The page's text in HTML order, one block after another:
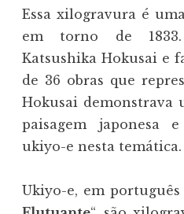
Essa xilogravura é uma
em torno de
Katsushika Hokusai e
de 36 obras que
Hokusai demonstrava
paisagem japonesa
ukiyo-e nesta temática.
Ukiyo-e, em português